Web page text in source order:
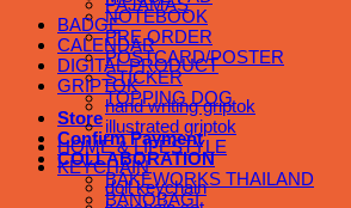
NOTEBOOK
PRE ORDER
POSTCARD/POSTER
STICKER
TOPPING DOG
Store
Confirm Payment
COLLABORATION
BAKEWORKS THAILAND
BANOBAGI
PAJAMAS
BADGE
CALENDAR
DIGITAL PRODUCT
GRIPTOK
hand writing griptok
illustrated griptok
HOME & LIFESTYLE
KEYCHAIN
doll keychain